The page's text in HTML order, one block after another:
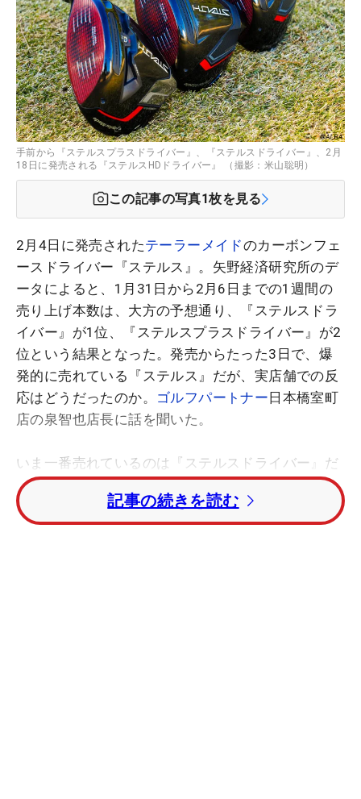
手前から『ステルスプラスドライバー』、『ステルスドライバー』、2月
18日に発売される『ステルスHDドライバー』 （撮影：米山聡明）
この記事の写真1枚を見る
2月4日に発売されたテーラーメイドのカーボンフェ
ースドライバー『ステルス』。矢野経済研究所のデ
ータによると、1月31日から2月6日までの1週間の
売り上げ本数は、大方の予想通り、『ステルスドラ
イバー』が1位、『ステルスプラスドライバー』が2
位という結果となった。発売からたった3日で、爆
発的に売れている『ステルス』だが、実店舗での反
応はどうだったのか。 ゴルフパートナー日本橋室町
店の泉智也店長に話を聞いた。
いま一番売れているのは『ステルスドライバー』だ
が、「メーカー的に一番欠品しているのは『ステル
スプラスドライバー』です」と泉店長はいう。その
理由は「プラスはテーラーメイドのセレクトフィッ
記事の続きを読む